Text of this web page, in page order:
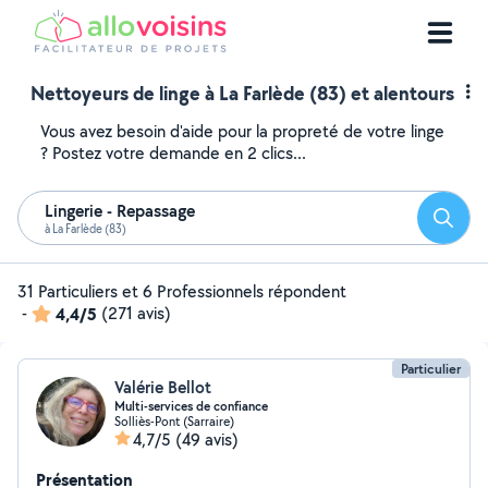
Nettoyeurs de linge à La Farlède (83) et alentours
Vous avez besoin d'aide pour la propreté de votre linge
? Postez votre demande en 2 clics...
Lingerie - Repassage
à La Farlède (83)
31 Particuliers et 6 Professionnels répondent
-
4,4/5 (271 avis)
Particulier
Valérie Bellot
Multi-services de confiance
Solliès-Pont (Sarraire)
4,7/5 (49 avis)
Présentation